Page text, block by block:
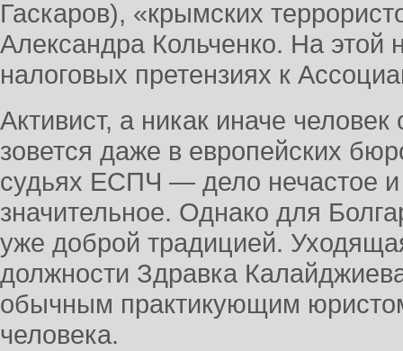
Гаскаров), «крымских
Александра Кольченко. На этой
налоговых претензиях к
Активист, а никак иначе
зовется даже в европейских
судьях ЕСПЧ — дело нечастое
значительное. Однако для
уже доброй традицией.
должности Здравка
обычным практикующим
человека.